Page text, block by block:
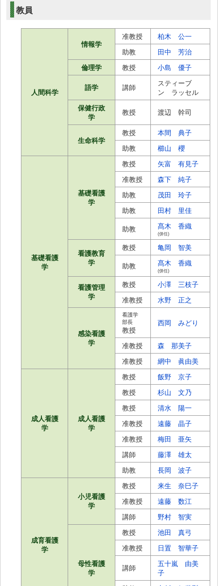
教員
人間科学
情報学
准教授
柏木 公一
助教
田中 芳治
倫理学
教授 小島 優子
語学 講師
スティーブ
ン ラッセル
保健行政
学
教授 渡辺 幹司
生命科学
教授
本間 典子
助教
櫛山 櫻
基礎看護
学
基礎看護
学
教授
矢富 有見子
准教授
森下 純子
助教
茂田 玲子
助教
田村 里佳
助教 髙木 香織
(併任)
看護教育
学
教授 亀岡 智美
助教 髙木 香織
(併任)
看護管理
学
教授
小澤 三枝子
准教授
水野 正之
感染看護
学
看護学
部長
教授
西岡 みどり
准教授
森 那美子
准教授
網中 眞由美
成人看護
学
成人看護
学
教授
飯野 京子
教授
杉山 文乃
教授
清水 陽一
准教授
遠藤 晶子
准教授
梅田 亜矢
講師
藤澤 雄太
助教
長岡 波子
成育看護
学
小児看護
学
教授
来生 奈巳子
准教授
遠藤 数江
講師
野村 智実
母性看護
学
教授
池田 真弓
准教授
日置 智華子
講師
五十嵐 由美
子